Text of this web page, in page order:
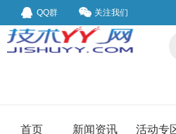
QQ群 关注我们
首页 新闻资讯 活动专